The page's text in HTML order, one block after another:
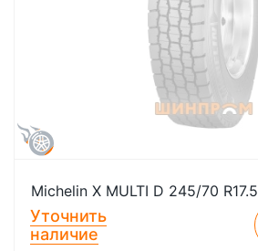
Michelin X MULTI D 245/70 R17.5
Уточнить
наличие